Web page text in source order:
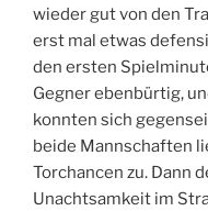
wieder gut von den
erst mal etwas
den ersten
Gegner ebenbürtig,
konnten sich
beide Mannschaften
Torchancen zu. Dann
Unachtsamkeit im